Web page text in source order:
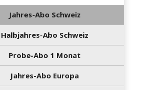
Jahres-Abo Schweiz
Halbjahres-Abo Schweiz
Probe-Abo 1 Monat
Jahres-Abo Europa